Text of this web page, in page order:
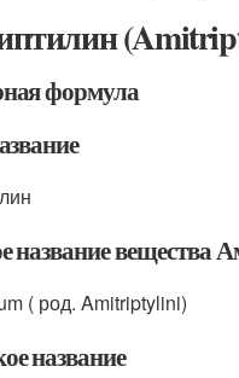
формула
название вещества
( род. Amitriptylini)
название